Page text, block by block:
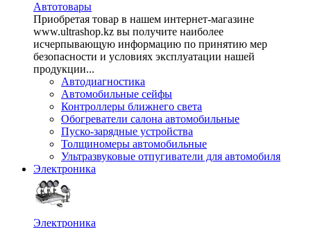
Автотовары
Приобретая товар в нашем интернет-магазине
www.ultrashop.kz вы получите наиболее
исчерпывающую информацию по принятию мер
безопасности и условиях эксплуатации нашей
продукции...
Автодиагностика
Автомобильные сейфы
Контроллеры ближнего света
Обогреватели салона автомобильные
Пуско-зарядные устройства
Толщиномеры автомобильные
Ультразвуковые отпугиватели для автомобиля
Электроника
Электроника